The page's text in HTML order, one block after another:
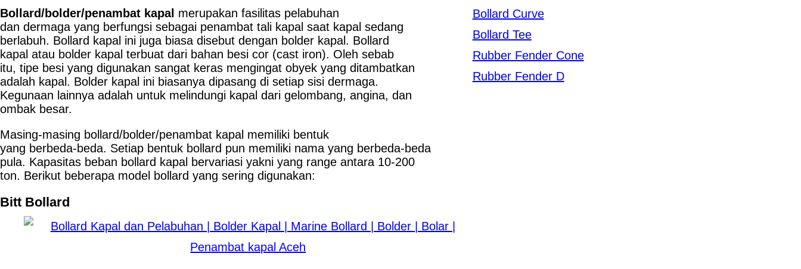
Bollard/bolder/penambat kapal merupakan fasilitas pelabuhan
dan dermaga yang berfungsi sebagai penambat tali kapal saat kapal sedang
berlabuh. Bollard kapal ini juga biasa disebut dengan bolder kapal. Bollard
kapal atau bolder kapal terbuat dari bahan besi cor (cast iron). Oleh sebab
itu, tipe besi yang digunakan sangat keras mengingat obyek yang ditambatkan
adalah kapal. Bolder kapal ini biasanya dipasang di setiap sisi dermaga.
Kegunaan lainnya adalah untuk melindungi kapal dari gelombang, angina, dan
ombak besar.
Masing-masing bollard/bolder/penambat kapal memiliki bentuk
yang berbeda-beda. Setiap bentuk bollard pun memiliki nama yang berbeda-beda
pula. Kapasitas beban bollard kapal bervariasi yakni yang range antara 10-200
ton. Berikut beberapa model bollard yang sering digunakan:
Bitt Bollard
Bollard Curve
Bollard Tee
Rubber Fender Cone
Rubber Fender D